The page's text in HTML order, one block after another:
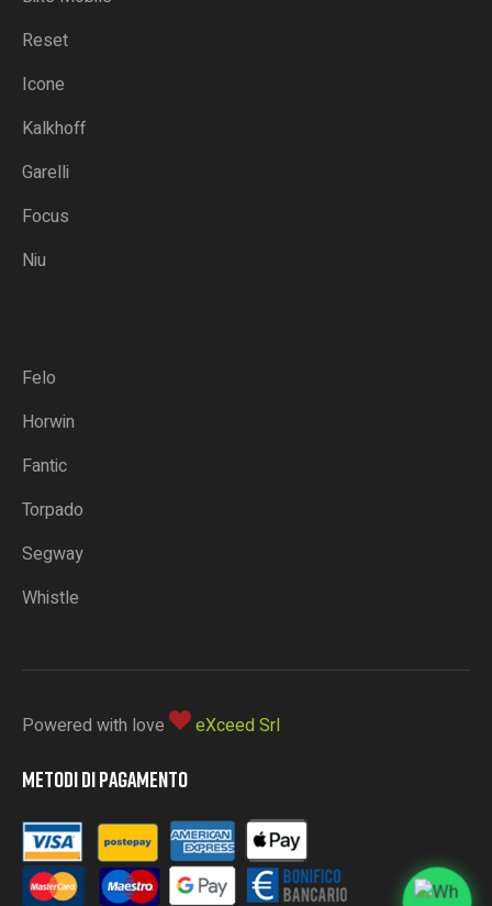
Reset
Icone
Kalkhoff
Garelli
Focus
Niu
Felo
Horwin
Fantic
Torpado
Segway
Whistle
Powered with love
eXceed Srl
METODI DI PAGAMENTO